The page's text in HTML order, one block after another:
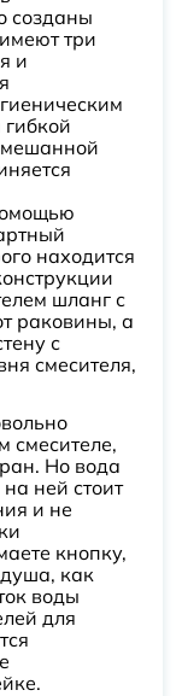
созданы
три
и
находится
шланг с
раковины, а
с
смесителя,
смесителе,
Но вода
ней стоит
и не
кнопку,
душа, как
воды
для